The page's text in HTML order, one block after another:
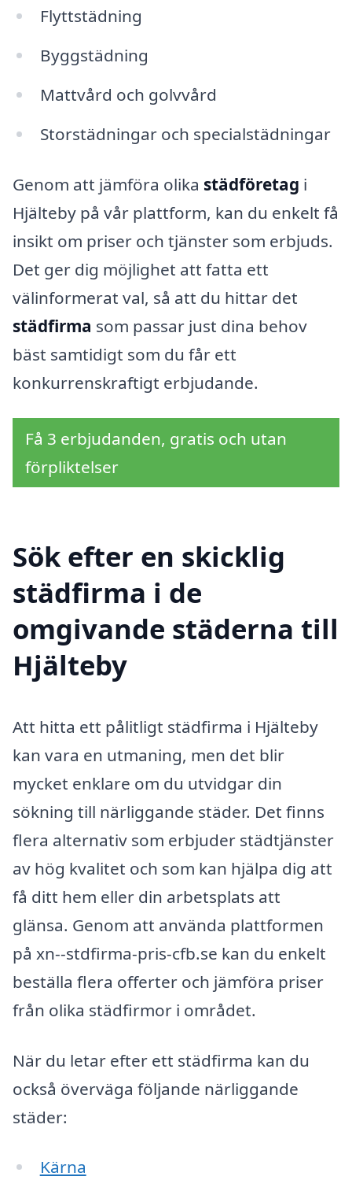
Flyttstädning
Byggstädning
Mattvård och golvvård
Storstädningar och specialstädningar
Genom att jämföra olika städföretag i
Hjälteby på vår plattform, kan du enkelt få
insikt om priser och tjänster som erbjuds.
Det ger dig möjlighet att fatta ett
välinformerat val, så att du hittar det
städfirma som passar just dina behov
bäst samtidigt som du får ett
konkurrenskraftigt erbjudande.
Få 3 erbjudanden, gratis och utan
förpliktelser
Sök efter en skicklig
städfirma i de
omgivande städerna till
Hjälteby
Att hitta ett pålitligt städfirma i Hjälteby
kan vara en utmaning, men det blir
mycket enklare om du utvidgar din
sökning till närliggande städer. Det finns
flera alternativ som erbjuder städtjänster
av hög kvalitet och som kan hjälpa dig att
få ditt hem eller din arbetsplats att
glänsa. Genom att använda plattformen
på xn--stdfirma-pris-cfb.se kan du enkelt
beställa flera offerter och jämföra priser
från olika städfirmor i området.
När du letar efter ett städfirma kan du
också överväga följande närliggande
städer:
Kärna